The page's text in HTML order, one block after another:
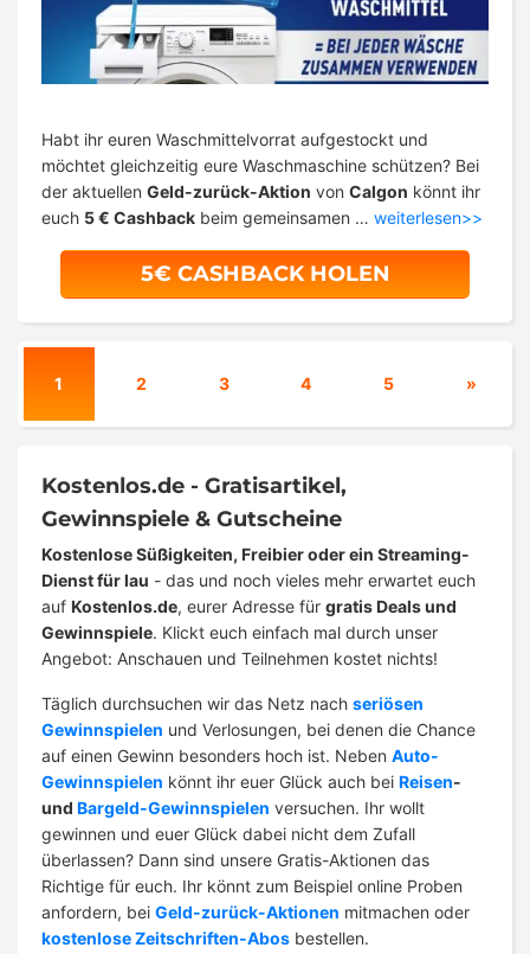
Habt ihr euren Waschmittelvorrat aufgestockt und
möchtet gleichzeitig eure Waschmaschine schützen? Bei
der aktuellen Geld-zurück-Aktion von Calgon könnt ihr
euch 5 € Cashback beim gemeinsamen … weiterlesen>>
5€ CASHBACK HOLEN
1 2 3 4 5 »
Kostenlos.de - Gratisartikel,
Gewinnspiele & Gutscheine
Kostenlose Süßigkeiten, Freibier oder ein Streaming-
Dienst für lau - das und noch vieles mehr erwartet euch
auf Kostenlos.de, eurer Adresse für gratis Deals und
Gewinnspiele. Klickt euch einfach mal durch unser
Angebot: Anschauen und Teilnehmen kostet nichts!
Täglich durchsuchen wir das Netz nach seriösen
Gewinnspielen und Verlosungen, bei denen die Chance
auf einen Gewinn besonders hoch ist. Neben Auto-
Gewinnspielen könnt ihr euer Glück auch bei Reisen-
und Bargeld-Gewinnspielen versuchen. Ihr wollt
gewinnen und euer Glück dabei nicht dem Zufall
überlassen? Dann sind unsere Gratis-Aktionen das
Richtige für euch. Ihr könnt zum Beispiel online Proben
anfordern, bei Geld-zurück-Aktionen mitmachen oder
kostenlose Zeitschriften-Abos bestellen.